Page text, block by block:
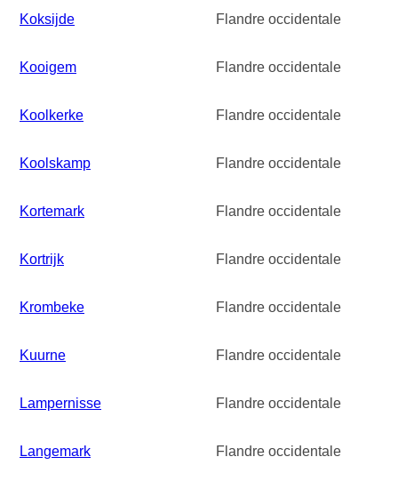
Koksijde Flandre occidentale
Kooigem Flandre occidentale
Koolkerke Flandre occidentale
Koolskamp Flandre occidentale
Kortemark Flandre occidentale
Kortrijk Flandre occidentale
Krombeke Flandre occidentale
Kuurne Flandre occidentale
Lampernisse Flandre occidentale
Langemark Flandre occidentale